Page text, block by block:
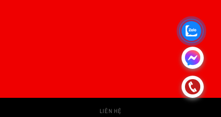
LIÊN HỆ
.
.